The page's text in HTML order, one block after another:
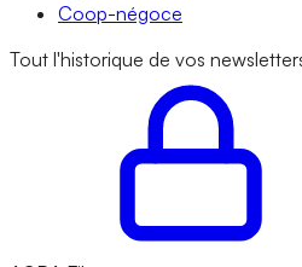
Coop-négoce
Tout l'historique de vos